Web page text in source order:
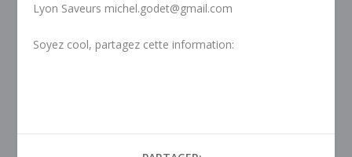
Lyon Saveurs michel.godet@gmail.com
Soyez cool, partagez cette information: